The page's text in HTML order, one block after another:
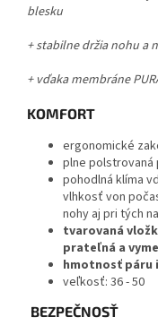
blesku
+ stabilne držia nohu a
+ vďaka membráne
KOMFORT
ergonomické
plne polstrovaná
pohodlná klíma
vlhkosť von
nohy aj pri tých
tvarovaná
prateľná a
hmotnosť páru
veľkosť: 36 - 50
BEZPEČNOSŤ